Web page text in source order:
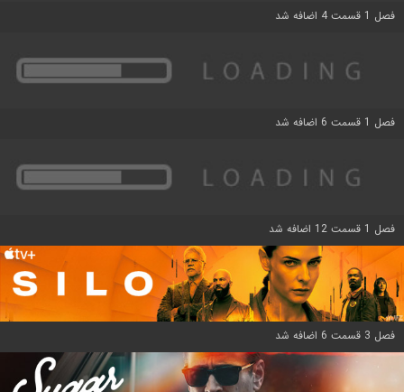
فصل 1 قسمت 4 اضافه شد
فصل 1 قسمت 6 اضافه شد
فصل 1 قسمت 12 اضافه شد
فصل 3 قسمت 6 اضافه شد